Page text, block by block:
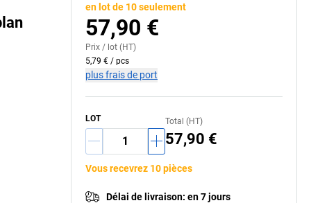
en lot de 10 seulement
57,90 €
Prix / lot (HT)
5,79 € / pcs
plus frais de port
LOT Total (HT)
57,90 €
Vous recevrez 10 pièces
Délai de livraison: en 7 jours